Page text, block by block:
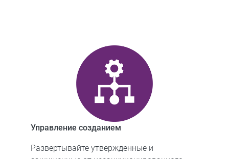
Управление созданием
Развертывайте утвержденные и